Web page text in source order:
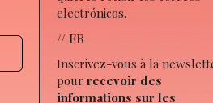
electrónicos.
// FR
Inscrivez-vous à la
pourrecevoir des
informations sur les